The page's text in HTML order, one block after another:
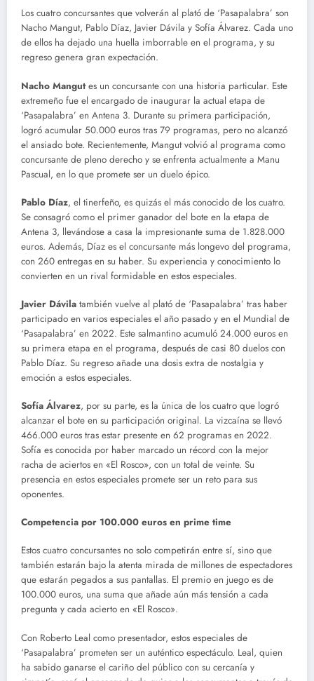
Los cuatro concursantes que volverán al plató de ‘Pasapalabra’ son
Nacho Mangut, Pablo Díaz, Javier Dávila y Sofía Álvarez. Cada uno
de ellos ha dejado una huella imborrable en el programa, y su
regreso genera gran expectación.
Nacho Mangutes un concursante con una historia particular. Este
extremeño fue el encargado de inaugurar la actual etapa de
‘Pasapalabra’ en Antena 3. Durante su primera participación,
logró acumular 50.000 euros tras 79 programas, pero no alcanzó
el ansiado bote. Recientemente, Mangut volvió al programa como
concursante de pleno derecho y se enfrenta actualmente a Manu
Pascual, en lo que promete ser un duelo épico.
Pablo Díaz, el tinerfeño, es quizás el más conocido de los cuatro.
Se consagró como el primer ganador del bote en la etapa de
Antena 3, llevándose a casa la impresionante suma de 1.828.000
euros. Además, Díaz es el concursante más longevo del programa,
con 260 entregas en su haber. Su experiencia y conocimiento lo
convierten en un rival formidable en estos especiales.
Javier Dávila también vuelve al plató de ‘Pasapalabra’ tras haber
participado en varios especiales el año pasado y en el Mundial de
‘Pasapalabra’ en 2022. Este salmantino acumuló 24.000 euros en
su primera etapa en el programa, después de casi 80 duelos con
Pablo Díaz. Su regreso añade una dosis extra de nostalgia y
emoción a estos especiales.
Sofía Álvarez, por su parte, es la única de los cuatro que logró
alcanzar el bote en su participación original. La vizcaína se llevó
466.000 euros tras estar presente en 62 programas en 2022.
Sofía es conocida por haber marcado un récord con la mejor
racha de aciertos en «El Rosco», con un total de veinte. Su
presencia en estos especiales promete ser un reto para sus
oponentes.
Competencia por 100.000 euros en prime time
Estos cuatro concursantes no solo competirán entre sí, sino que
también estarán bajo la atenta mirada de millones de espectadores
que estarán pegados a sus pantallas. El premio en juego es de
100.000 euros, una suma que añade aún más tensión a cada
pregunta y cada acierto en «El Rosco».
Con Roberto Leal como presentador, estos especiales de
‘Pasapalabra’ prometen ser un auténtico espectáculo. Leal, quien
ha sabido ganarse el cariño del público con su cercanía y